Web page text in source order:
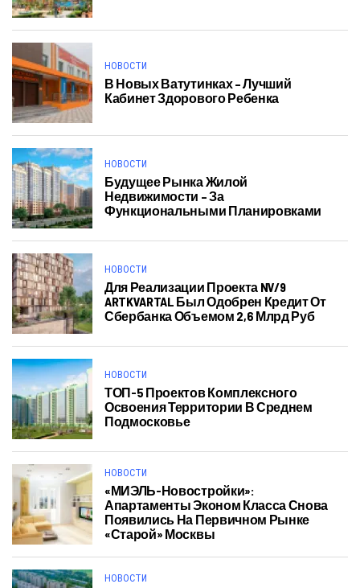
НОВОСТИ
В Новых Ватутинках – Лучший
Кабинет Здорового Ребенка
НОВОСТИ
Будущее Рынка Жилой
Недвижимости – За
Функциональными Планировками
НОВОСТИ
Для Реализации Проекта NV/9
ARTKVARTAL Был Одобрен Кредит От
Сбербанка Объемом 2,6 Млрд Руб
НОВОСТИ
ТОП-5 Проектов Комплексного
Освоения Территории В Среднем
Подмосковье
НОВОСТИ
«МИЭЛЬ-Новостройки»:
Апартаменты Эконом Класса Снова
Появились На Первичном Рынке
«старой» Москвы
НОВОСТИ